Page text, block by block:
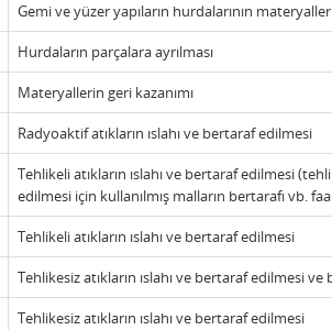
Gemi ve yüzer yapıların hurdalarının
Hurdaların parçalara ayrılması
Materyallerin geri kazanımı
Radyoaktif atıkların ıslahı ve bertaraf edilmesi
Tehlikeli atıkların ıslahı ve bertaraf edilmesi
edilmesi için kullanılmış malların bertarafı vb.
Tehlikeli atıkların ıslahı ve bertaraf edilmesi
Tehlikesiz atıkların ıslahı ve bertaraf edilmesi
Tehlikesiz atıkların ıslahı ve bertaraf edilmesi